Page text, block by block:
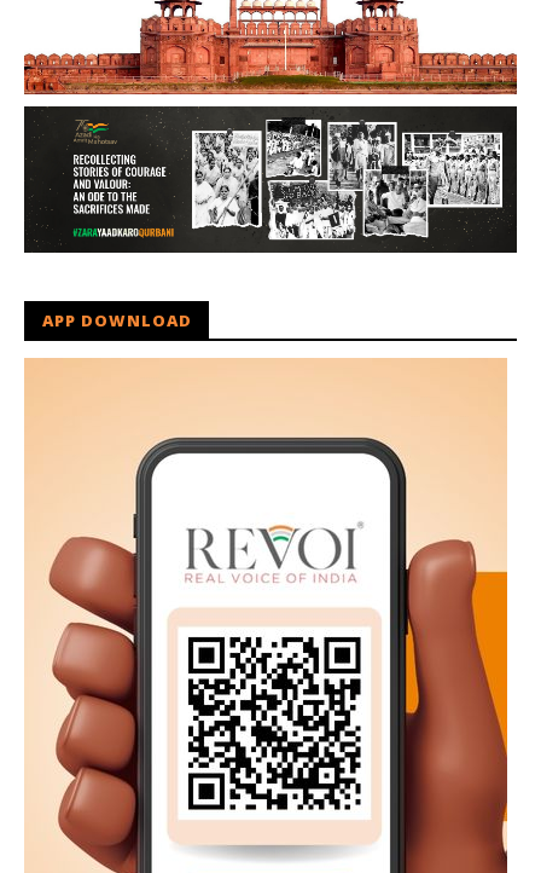
APP DOWNLOAD